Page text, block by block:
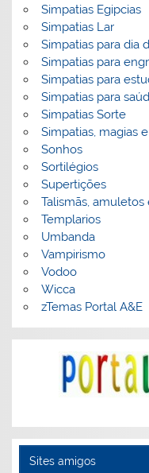
Simpatias Egipcias
Simpatias Lar
Simpatias para dia
Simpatias para
Simpatias para
Simpatias para
Simpatias Sorte
Simpatias, magias
Sonhos
Sortilégios
Supertições
Talismãs, amuletos
Templarios
Umbanda
Vampirismo
Vodoo
Wicca
zTemas Portal A&E
Sites amigos